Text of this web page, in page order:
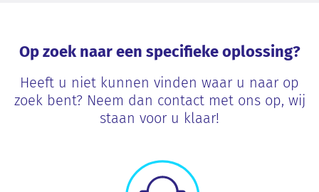
Op zoek naar een specifieke oplossing?
Heeft u niet kunnen vinden waar u naar op
zoek bent? Neem dan contact met ons op, wij
staan voor u klaar!